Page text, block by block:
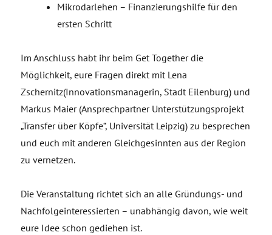
Mikrodarlehen – Finanzierungshilfe für den
ersten Schritt
Im Anschluss habt ihr beim Get Together die
Möglichkeit, eure Fragen direkt mit Lena
Zschernitz(Innovationsmanagerin, Stadt Eilenburg) und
Markus Maier (Ansprechpartner Unterstützungsprojekt
„Transfer über Köpfe“, Universität Leipzig) zu besprechen
und euch mit anderen Gleichgesinnten aus der Region
zu vernetzen.
Die Veranstaltung richtet sich an alle Gründungs- und
Nachfolgeinteressierten – unabhängig davon, wie weit
eure Idee schon gediehen ist.